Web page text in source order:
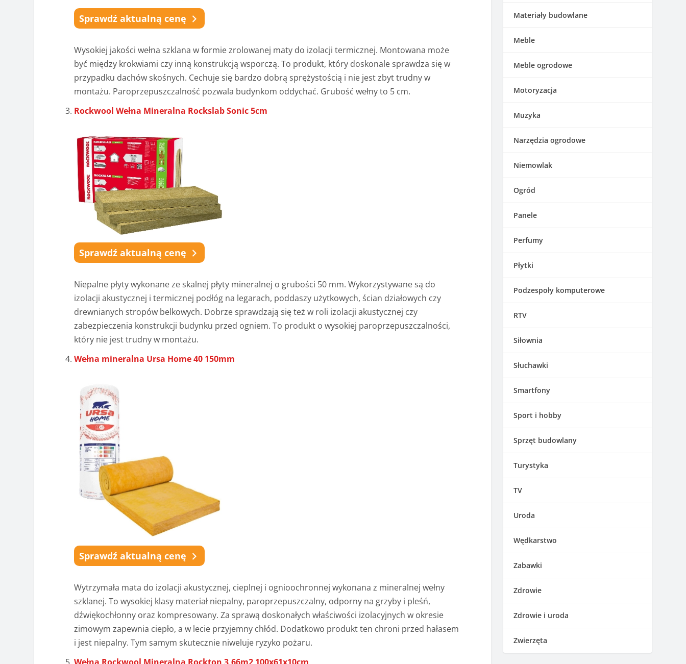
Sprawdź aktualną cenę
Wysokiej jakości wełna szklana w formie zrolowanej maty do izolacji termicznej. Montowana może
być między krokwiami czy inną konstrukcją wsporczą. To produkt, który doskonale sprawdza się w
przypadku dachów skośnych. Cechuje się bardzo dobrą sprężystością i nie jest zbyt trudny w
montażu. Paroprzepuszczalność pozwala budynkom oddychać. Grubość wełny to 5 cm.
Rockwool Wełna Mineralna Rockslab Sonic 5cm
Sprawdź aktualną cenę
Niepalne płyty wykonane ze skalnej płyty mineralnej o grubości 50 mm. Wykorzystywane są do
izolacji akustycznej i termicznej podłóg na legarach, poddaszy użytkowych, ścian działowych czy
drewnianych stropów belkowych. Dobrze sprawdzają się też w roli izolacji akustycznej czy
zabezpieczenia konstrukcji budynku przed ogniem. To produkt o wysokiej paroprzepuszczalności,
który nie jest trudny w montażu.
Wełna mineralna Ursa Home 40 150mm
Sprawdź aktualną cenę
Wytrzymała mata do izolacji akustycznej, cieplnej i ognioochronnej wykonana z mineralnej wełny
szklanej. To wysokiej klasy materiał niepalny, paroprzepuszczalny, odporny na grzyby i pleśń,
dźwiękochłonny oraz kompresowany. Za sprawą doskonałych właściwości izolacyjnych w okresie
zimowym zapewnia ciepło, a w lecie przyjemny chłód. Dodatkowo produkt ten chroni przed hałasem
i jest niepalny. Tym samym skutecznie niweluje ryzyko pożaru.
Materiały budowlane
Meble
Meble ogrodowe
Motoryzacja
Muzyka
Narzędzia ogrodowe
Niemowlak
Ogród
Panele
Perfumy
Płytki
Podzespoły komputerowe
RTV
Siłownia
Słuchawki
Smartfony
Sport i hobby
Sprzęt budowlany
Turystyka
TV
Uroda
Wędkarstwo
Zabawki
Zdrowie
Zdrowie i uroda
Zwierzęta